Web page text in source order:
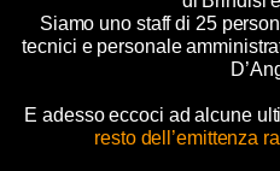
Siamo uno staff di 25
tecnici e personale
E adesso eccoci ad alcune
resto dell’emittenza